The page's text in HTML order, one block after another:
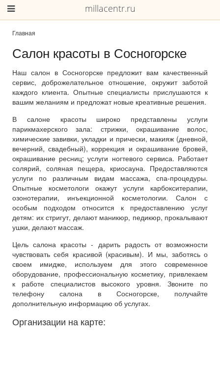
millacentr.ru
Главная
Салон красоты в Сосногорске
Наш салон в Сосногорске предложит вам качественный
сервис, доброжелательное отношение, окружит заботой
каждого клиента. Опытные специалисты прислушаются к
вашим желаниям и предложат новые креативные решения.
В салоне красоты широко представлены услуги
парикмахерского зала: стрижки, окрашивание волос,
химические завивки, укладки и прически, макияж (дневной,
вечерний, свадебный), коррекция и окрашивание бровей,
окрашивание ресниц; услуги ногтевого сервиса. Работает
солярий, соляная пещера, криосауна. Предоставляются
услуги по различным видам массажа, спа-процедуры.
Опытные косметологи окажут услуги карбокситерапии,
озонотерапии, инъекционной косметологии. Салон с
особым подходом относится к предоставлению услуг
детям: их стригут, делают маникюр, педикюр, прокалывают
ушки, делают массаж.
Цель салона красоты - дарить радость от возможности
чувствовать себя красивой (красивым). И мы, заботясь о
своем имидже, используем для этого современное
оборудование, профессиональную косметику, привлекаем
к работе специалистов высокого уровня. Звоните по
телефону салона в Сосногорске, получайте
дополнительную информацию об услугах.
Организации на карте: